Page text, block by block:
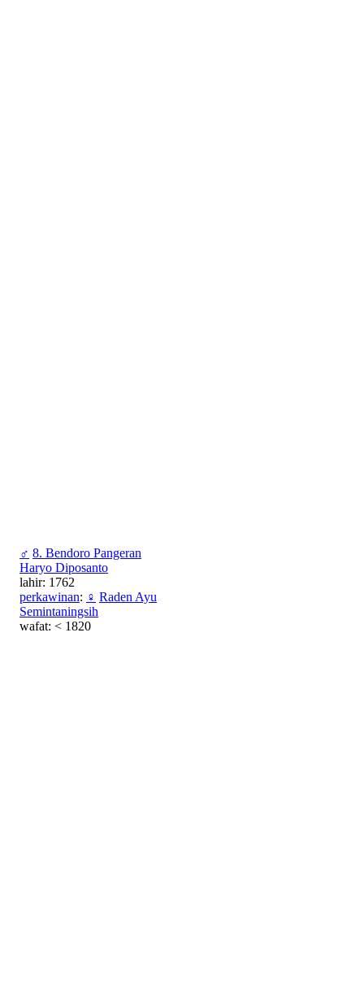
♂ 8. Bendoro Pangeran
Haryo Diposanto
lahir: 1762
perkawinan: ♀ Raden Ayu
Semintaningsih
wafat: < 1820